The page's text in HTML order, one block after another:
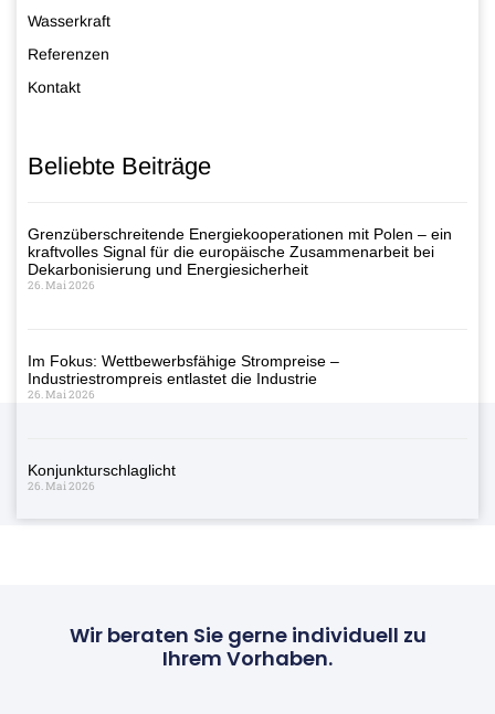
Wasserkraft
Referenzen
Kontakt
Beliebte Beiträge
Grenzüberschreitende Energiekooperationen mit Polen – ein
kraftvolles Signal für die europäische Zusammenarbeit bei
Dekarbonisierung und Energiesicherheit
26. Mai 2026
Im Fokus: Wettbewerbsfähige Strompreise –
Industriestrompreis entlastet die Industrie
26. Mai 2026
Konjunkturschlaglicht
26. Mai 2026
Wir beraten Sie gerne individuell zu
Ihrem Vorhaben.